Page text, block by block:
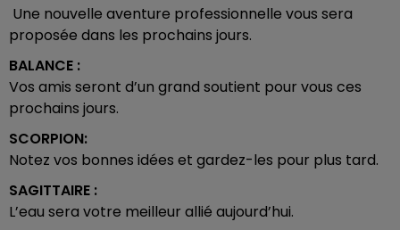
Une nouvelle aventure professionnelle vous sera
proposée dans les prochains jours.
BALANCE :
Vos amis seront d’un grand soutient pour vous ces
prochains jours.
SCORPION:
Notez vos bonnes idées et gardez-les pour plus tard.
SAGITTAIRE :
L’eau sera votre meilleur allié aujourd’hui.